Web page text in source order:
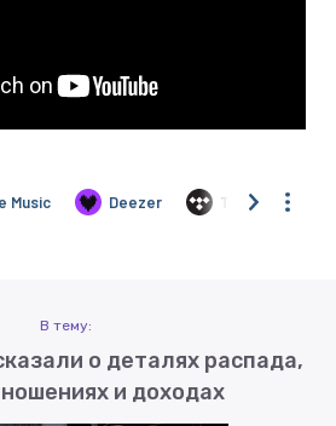
В тему:
о деталях распада,
и доходах